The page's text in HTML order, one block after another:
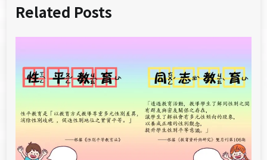
Related Posts